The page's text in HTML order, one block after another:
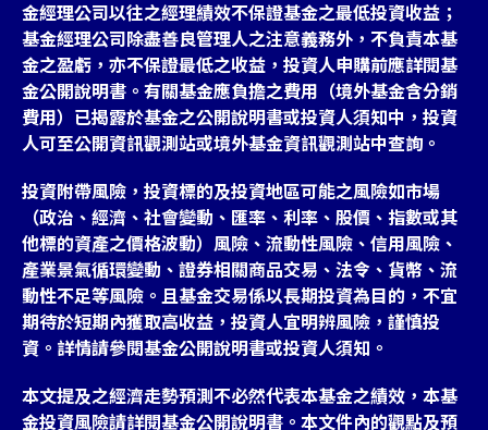
金經理公司以往之經理績效不保證基金之最低投資收益；
基金經理公司除盡善良管理人之注意義務外，不負責本基
金之盈虧，亦不保證最低之收益，投資人申購前應詳閱基
金公開說明書。有關基金應負擔之費用（境外基金含分銷
費用）已揭露於基金之公開說明書或投資人須知中，投資
人可至公開資訊觀測站或境外基金資訊觀測站中查詢。
投資附帶風險，投資標的及投資地區可能之風險如市場
（政治、經濟、社會變動、匯率、利率、股價、指數或其
他標的資產之價格波動）風險、流動性風險、信用風險、
產業景氣循環變動、證券相關商品交易、法令、貨幣、流
動性不足等風險。且基金交易係以長期投資為目的，不宜
期待於短期內獲取高收益，投資人宜明辨風險，謹慎投
資。詳情請參閱基金公開說明書或投資人須知。
本文提及之經濟走勢預測不必然代表本基金之績效，本基
金投資風險請詳閱基金公開說明書。本文件內的觀點及預